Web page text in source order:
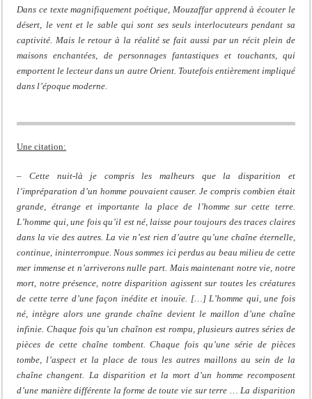
Dans ce texte magnifiquement poétique, Mouzaffar apprend à écouter le
désert, le vent et le sable qui sont ses seuls interlocuteurs pendant sa
captivité. Mais le retour à la réalité se fait aussi par un récit plein de
maisons enchantées, de personnages fantastiques et touchants, qui
emportent le lecteur dans un autre Orient. Toutefois entièrement impliqué
dans l’époque moderne.
Une citation:
– Cette nuit-là je compris les malheurs que la disparition et
l’impréparation d’un homme pouvaient causer. Je compris combien était
grande, étrange et importante la place de l’homme sur cette terre.
L’homme qui, une fois qu’il est né, laisse pour toujours des traces claires
dans la vie des autres. La vie n’est rien d’autre qu’une chaîne éternelle,
continue, ininterrompue. Nous sommes ici perdus au beau milieu de cette
mer immense et n’arriverons nulle part. Mais maintenant notre vie, notre
mort, notre présence, notre disparition agissent sur toutes les créatures
de cette terre d’une façon inédite et inouïe. […] L’homme qui, une fois
né, intègre alors une grande chaîne devient le maillon d’une chaîne
infinie. Chaque fois qu’un chaînon est rompu, plusieurs autres séries de
pièces de cette chaîne tombent. Chaque fois qu’une série de pièces
tombe, l’aspect et la place de tous les autres maillons au sein de la
chaîne changent. La disparition et la mort d’un homme recomposent
d’une manière différente la forme de toute vie sur terre … La disparition